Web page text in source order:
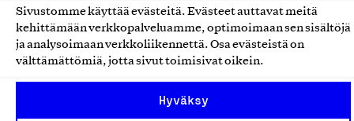
Sivustomme käyttää evästeitä. Evästeet auttavat meitä
kehittämään verkkopalveluamme, optimoimaan sen sisältöjä
ja analysoimaan verkkoliikennettä. Osa evästeistä on
välttämättömiä, jotta sivut toimisivat oikein.
Hyväksy
Avainlippu